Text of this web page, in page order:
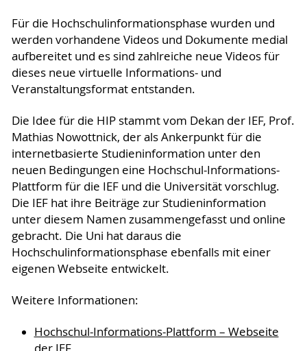
Für die Hochschulinformationsphase wurden und
werden vorhandene Videos und Dokumente medial
aufbereitet und es sind zahlreiche neue Videos für
dieses neue virtuelle Informations- und
Veranstaltungsformat entstanden.
Die Idee für die HIP stammt vom Dekan der IEF, Prof.
Mathias Nowottnick, der als Ankerpunkt für die
internetbasierte Studieninformation unter den
neuen Bedingungen eine Hochschul-Informations-
Plattform für die IEF und die Universität vorschlug.
Die IEF hat ihre Beiträge zur Studieninformation
unter diesem Namen zusammengefasst und online
gebracht. Die Uni hat daraus die
Hochschulinformationsphase ebenfalls mit einer
eigenen Webseite entwickelt.
Weitere Informationen:
Hochschul-Informations-Plattform – Webseite
der IEF